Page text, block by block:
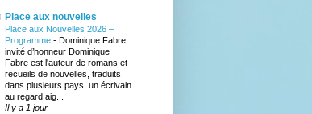
Place aux nouvelles
Place aux Nouvelles 2026 –
Programme - Dominique Fabre
invité d’honneur Dominique
Fabre est l'auteur de romans et
recueils de nouvelles, traduits
dans plusieurs pays, un écrivain
au regard aig...
Il y a 1 jour